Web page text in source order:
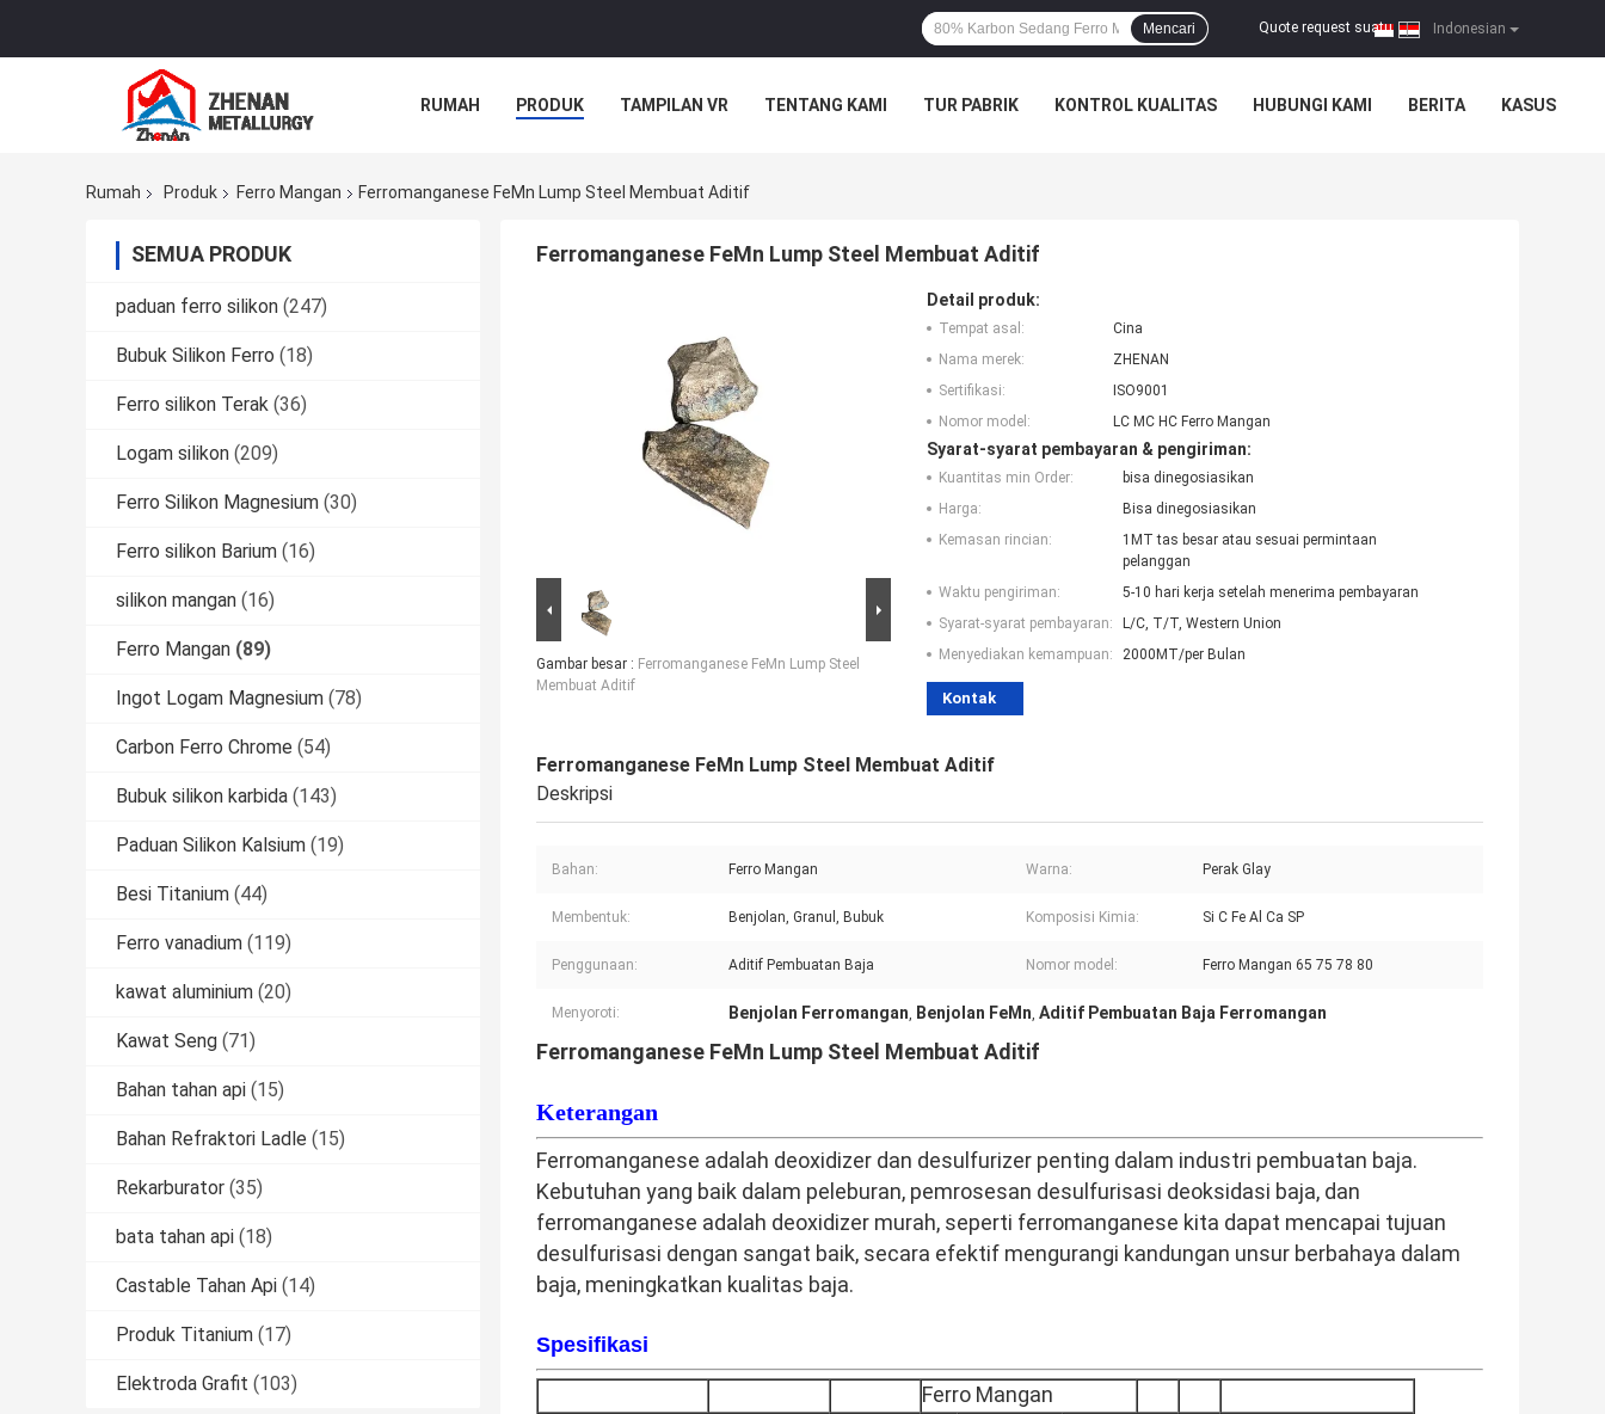
Indonesian
Quote request suatu |
Mencari
RUMAH PRODUK TAMPILAN VR TENTANG KAMI TUR PABRIK KONTROL KUALITAS HUBUNGI KAMI BERITA KASUS
Rumah Produk Ferro Mangan Ferromanganese FeMn Lump Steel Membuat Aditif
SEMUA PRODUK
paduan ferro silikon (247)
Bubuk Silikon Ferro (18)
Ferro silikon Terak (36)
Logam silikon (209)
Ferro Silikon Magnesium (30)
Ferro silikon Barium (16)
silikon mangan (16)
Ferro Mangan (89)
Ingot Logam Magnesium (78)
Carbon Ferro Chrome (54)
Bubuk silikon karbida (143)
Paduan Silikon Kalsium (19)
Besi Titanium (44)
Ferro vanadium (119)
kawat aluminium (20)
Kawat Seng (71)
Bahan tahan api (15)
Bahan Refraktori Ladle (15)
Rekarburator (35)
bata tahan api (18)
Castable Tahan Api (14)
Produk Titanium (17)
Elektroda Grafit (103)
Ferromanganese FeMn Lump Steel Membuat Aditif
Gambar besar : Ferromanganese FeMn Lump Steel
Membuat Aditif
Detail produk:
Tempat asal:
Cina
Nama merek:
ZHENAN
Sertifikasi:
ISO9001
Nomor model:
LC MC HC Ferro Mangan
Syarat-syarat pembayaran & pengiriman:
Kuantitas min Order:
bisa dinegosiasikan
Harga:
Bisa dinegosiasikan
Kemasan rincian:
1MT tas besar atau sesuai permintaan
pelanggan
Waktu pengiriman:
5-10 hari kerja setelah menerima pembayaran
Syarat-syarat pembayaran:
L/C, T/T, Western Union
Menyediakan kemampuan:
2000MT/per Bulan
Kontak
Ferromanganese FeMn Lump Steel Membuat Aditif
Deskripsi
Bahan: Ferro Mangan Warna: Perak Glay
Membentuk: Benjolan, Granul, Bubuk Komposisi Kimia: Si C Fe Al Ca SP
Penggunaan: Aditif Pembuatan Baja Nomor model: Ferro Mangan 65 75 78 80
Menyoroti: Benjolan Ferromangan, Benjolan FeMn, Aditif Pembuatan Baja Ferromangan
Ferromanganese FeMn Lump Steel Membuat Aditif
Keterangan
Ferromanganese adalah deoxidizer dan desulfurizer penting dalam industri pembuatan baja.
Kebutuhan yang baik dalam peleburan, pemrosesan desulfurisasi deoksidasi baja, dan
ferromanganese adalah deoxidizer murah, seperti ferromanganese kita dapat mencapai tujuan
desulfurisasi dengan sangat baik, secara efektif mengurangi kandungan unsur berbahaya dalam
baja, meningkatkan kualitas baja.
Spesifikasi
Ferro Mangan